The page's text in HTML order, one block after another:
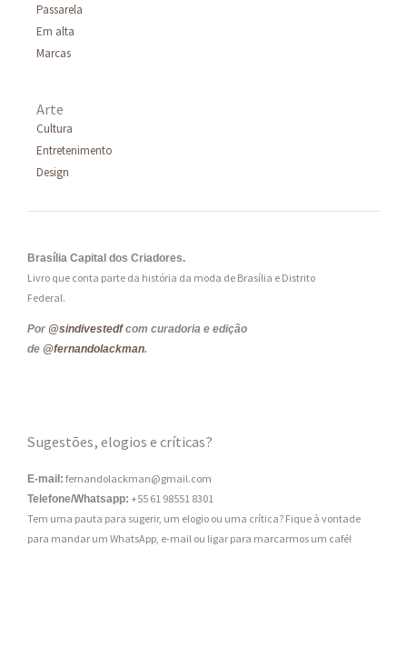
Passarela
Em alta
Marcas
Arte
Cultura
Entretenimento
Design
Brasília Capital dos Criadores.
Livro que conta parte da história da moda de Brasília e Distrito
Federal.
Por @sindivestedfcom curadoria e edição
de @fernandolackman.
Sugestões, elogios e críticas?
E-mail: fernandolackman@gmail.com
Telefone/Whatsapp: +55 61 98551 8301
Tem uma pauta para sugerir, um elogio ou uma crítica? Fique à vontade
para mandar um WhatsApp, e-mail ou ligar para marcarmos um café!